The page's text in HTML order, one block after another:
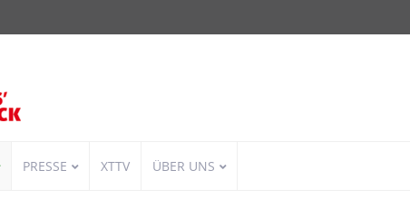
PRESSE XTTV ÜBER UNS